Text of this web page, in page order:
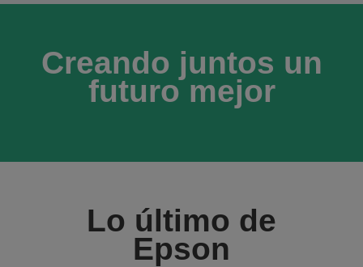
Creando juntos un
futuro mejor
Lo último de
Epson